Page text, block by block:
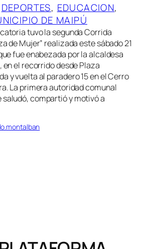
DEPORTES, EDUCACION
DE MAIPÚ
tuvo la segunda Corrida
de Mujer” realizada este sábado 21
fue enabezada por la alcaldesa
en el recorrido desde Plaza
y vuelta al paradero 15 en el Cerro
La primera autoridad comunal
compartió y motivó a